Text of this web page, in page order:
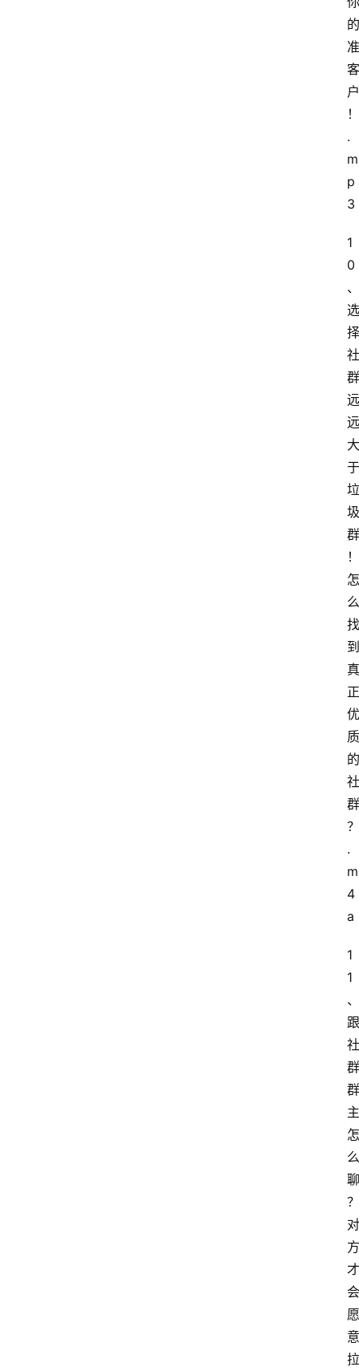
的
准
客
户
！
.
m
p
3
1
0
、
选
择
社
群
远
远
大
于
垃
圾
群
！
怎
么
找
到
真
正
优
质
的
社
群
？
.
m
4
a
1
1
、
跟
社
群
群
主
怎
么
聊
？
对
方
才
会
愿
意
拉